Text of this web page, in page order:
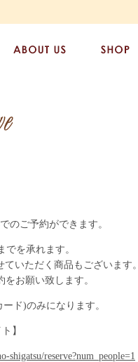
のご予約ができます。
でを承れます。
いただく商品もございます。
お願い致します。
ド)のみになります。
】
shigatsu/reserve?num_people=1